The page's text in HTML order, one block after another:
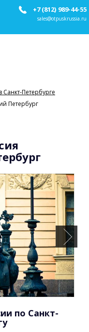
+7 (812) 989-44-55
sales@otpuskrussia.ru
Петербурге
Петербург
по Санкт-